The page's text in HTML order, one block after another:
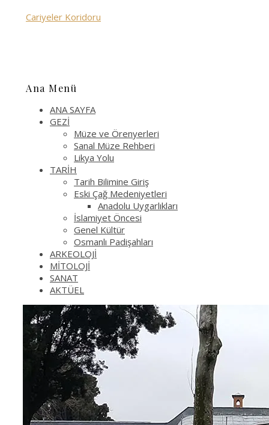
Cariyeler Koridoru
Ana Menü
ANA SAYFA
GEZİ
Müze ve Örenyerleri
Sanal Müze Rehberi
Likya Yolu
TARİH
Tarih Bilimine Giriş
Eski Çağ Medeniyetleri
Anadolu Uygarlıkları
İslamiyet Öncesi
Genel Kültür
Osmanlı Padişahları
ARKEOLOJİ
MİTOLOJİ
SANAT
AKTÜEL